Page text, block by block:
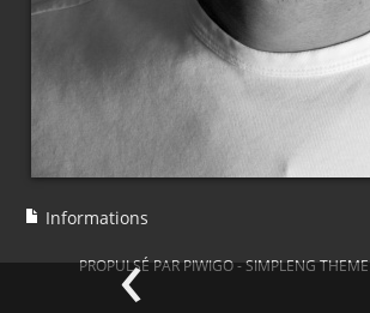
‹
Informations
PROPULSÉ PARPIWIGO-SIMPLENG THEME